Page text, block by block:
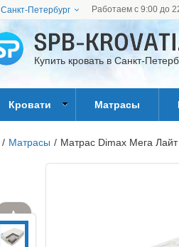
Санкт-Петербург Работаем с 9:00 до
Купить кровать в Санкт-
Кровати Матрасы
/ Матрасы / Матрас Dimax Мега
▲